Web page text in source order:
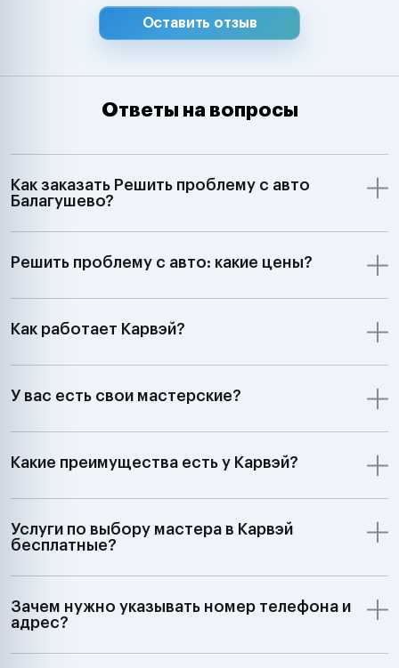
Оставить отзыв
Ответы на вопросы
Как заказать Решить проблему с авто
Балагушево?
Решить проблему с авто: какие цены?
Как работает Карвэй?
У вас есть свои мастерские?
Какие преимущества есть у Карвэй?
Услуги по выбору мастера в Карвэй
бесплатные?
Зачем нужно указывать номер телефона и
адрес?